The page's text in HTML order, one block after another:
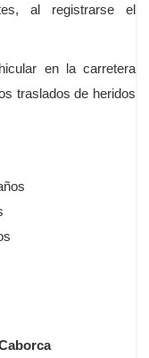
al registrarse el
en la carretera
traslados de heridos